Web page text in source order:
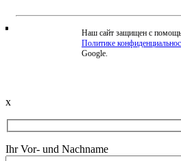
Beschwerde einreichen
Наш сайт защищен с
Политике
Google.
x
Ihr Vor- und Nachname